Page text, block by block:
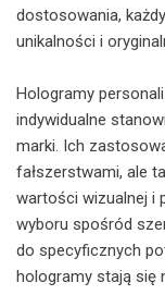
dostosowania,
unikalności i
Hologramy
indywidualne
marki. Ich
fałszerstwami, ale
wartości wizualnej i
wyboru spośród
do specyficznych
hologramy stają się